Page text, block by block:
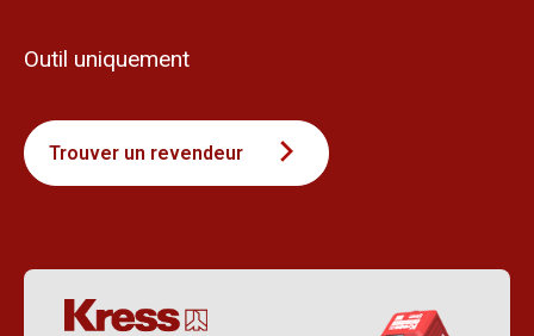
Outil uniquement
Trouver un revendeur